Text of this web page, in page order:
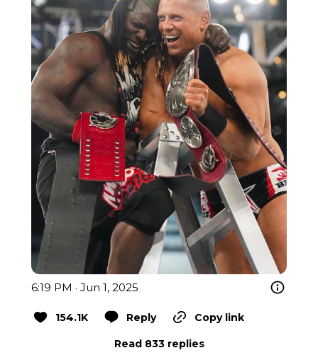
6:19 PM · Jun 1, 2025
154.1K Reply Copy link
Read 833 replies